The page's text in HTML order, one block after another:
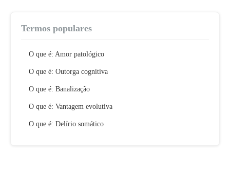
Termos populares
O que é: Amor patológico
O que é: Outorga cognitiva
O que é: Banalização
O que é: Vantagem evolutiva
O que é: Delírio somático